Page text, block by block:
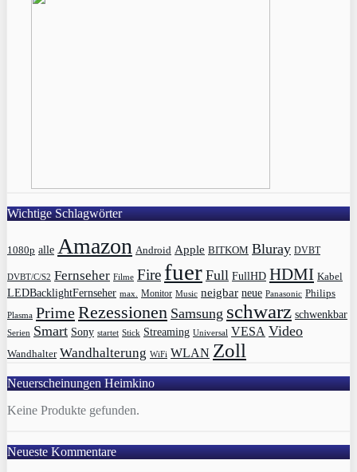
Wichtige Schlagwörter
1080p alle Amazon Android Apple BITKOM Bluray DVBT
DVBT/C/S2 Fernseher Filme Fire fuer Full FullHD HDMI Kabel
LEDBacklightFernseher max. Monitor Music neigbar neue Panasonic Philips
Plasma PrimeRezessionen Samsung schwarz schwenkbar
Serien Smart Sony startet Stick Streaming Universal VESA Video
Wandhalter Wandhalterung WiFi WLAN Zoll
Neuerscheinungen Heimkino
Keine Produkte gefunden.
Neueste Kommentare